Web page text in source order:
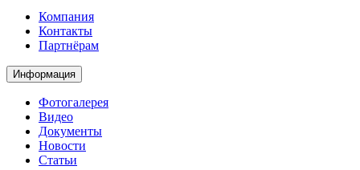
Компания
Контакты
Партнёрам
Информация
Фотогалерея
Видео
Документы
Новости
Статьи